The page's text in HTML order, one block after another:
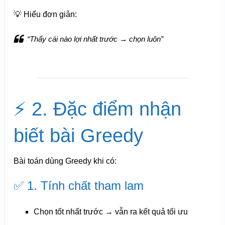
💡 Hiểu đơn giản:
“Thấy cái nào lợi nhất trước → chọn luôn”
⚡ 2. Đặc điểm nhận
biết bài Greedy
Bài toán dùng Greedy khi có:
✅ 1. Tính chất tham lam
Chọn tốt nhất trước → vẫn ra kết quả tối ưu